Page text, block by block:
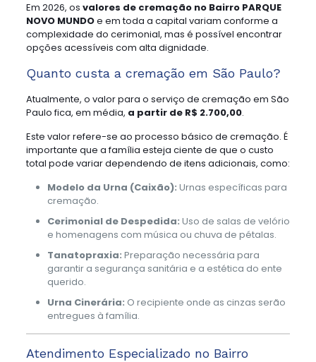
Em 2026, os valores de cremação no Bairro PARQUE
NOVO MUNDOe em toda a capital variam conforme a
complexidade do cerimonial, mas é possível encontrar
opções acessíveis com alta dignidade.
Quanto custa a cremação em São Paulo?
Atualmente, o valor para o serviço de cremação em São
Paulo fica, em média, a partir de R$ 2.700,00.
Este valor refere-se ao processo básico de cremação. É
importante que a família esteja ciente de que o custo
total pode variar dependendo de itens adicionais, como:
Modelo da Urna (Caixão): Urnas específicas para
cremação.
Cerimonial de Despedida: Uso de salas de velório
e homenagens com música ou chuva de pétalas.
Tanatopraxia: Preparação necessária para
garantir a segurança sanitária e a estética do ente
querido.
Urna Cinerária: O recipiente onde as cinzas serão
entregues à família.
Atendimento Especializado no Bairro